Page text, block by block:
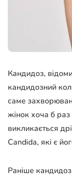
Кандидоз,
кандидозний
саме
жінок хоча б
викликається
Candida, які є
Раніше